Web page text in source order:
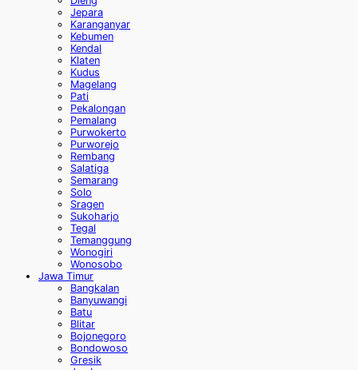
Jepara
Karanganyar
Kebumen
Kendal
Klaten
Kudus
Magelang
Pati
Pekalongan
Pemalang
Purwokerto
Purworejo
Rembang
Salatiga
Semarang
Solo
Sragen
Sukoharjo
Tegal
Temanggung
Wonogiri
Wonosobo
Jawa Timur
Bangkalan
Banyuwangi
Batu
Blitar
Bojonegoro
Bondowoso
Gresik